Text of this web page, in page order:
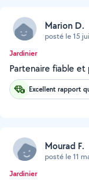
Marion D.
posté le 15
Jardinier
Partenaire fiable
Excellent rapport
Mourad F.
posté le 11
Jardinier